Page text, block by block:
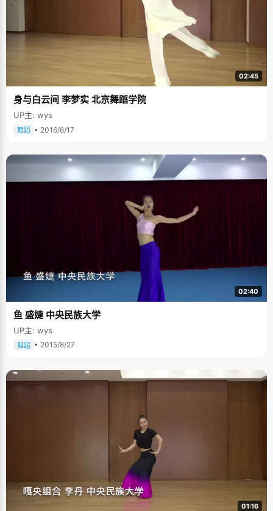
02:45
身与白云间 李梦实 北京舞蹈学院
UP主: wys
舞蹈 • 2016/6/17
02:40
鱼 盛婕 中央民族大学
UP主: wys
舞蹈 • 2015/8/27
01:16